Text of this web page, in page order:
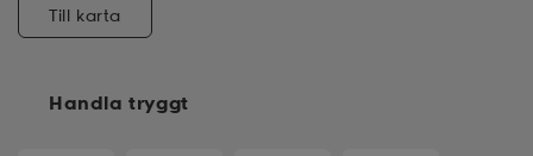
Handla tryggt
Till karta